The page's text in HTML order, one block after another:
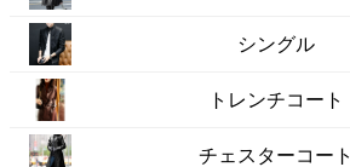
シングル
トレンチコート
チェスターコート